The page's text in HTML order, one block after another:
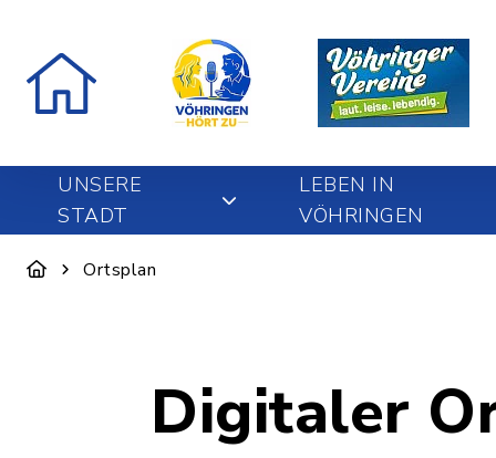
UNSERE
STADT
LEBEN IN
VÖHRINGEN
Ortsplan
Digitaler